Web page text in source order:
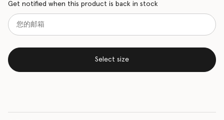
Get notified when this product is back in stock
Select size